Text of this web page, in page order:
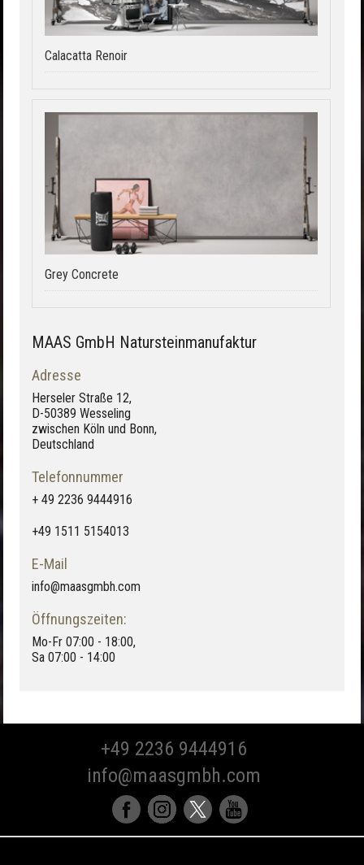
Calacatta Renoir
Grey Concrete
MAAS GmbH Natursteinmanufaktur
Adresse
Herseler Straße 12,
D-50389 Wesseling
zwischen Köln und Bonn,
Deutschland
Telefonnummer
+ 49 2236 9444916
+49 1511 5154013
E-Mail
info@maasgmbh.com
Öffnungszeiten:
Mo-Fr 07:00 - 18:00,
Sa 07:00 - 14:00
+49 2236 9444916
info@maasgmbh.com